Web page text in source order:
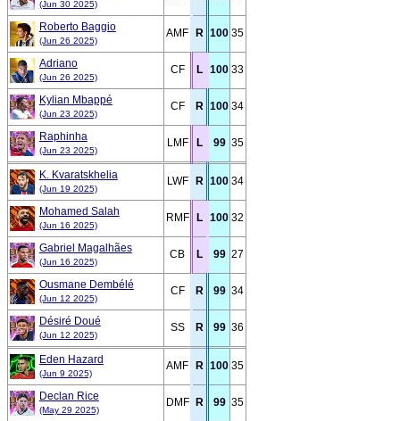
(Jun 30 2025)
Roberto Baggio
(Jun 26 2025)
AMF R 100 35
Adriano
(Jun 26 2025)
CF L 100 33
Kylian Mbappé
(Jun 23 2025)
CF R 100 34
Raphinha
(Jun 23 2025)
LMF L 99 35
K. Kvaratskhelia
(Jun 19 2025)
LWF R 100 34
Mohamed Salah
(Jun 16 2025)
RMF L 100 32
Gabriel Magalhães
(Jun 16 2025)
CB L 99 27
Ousmane Dembélé
(Jun 12 2025)
CF R 99 34
Désiré Doué
(Jun 12 2025)
SS R 99 36
Eden Hazard
(Jun 9 2025)
AMF R 100 35
Declan Rice
(May 29 2025)
DMF R 99 35